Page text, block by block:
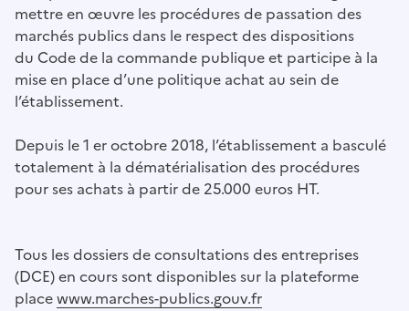
mettre en œuvre les procédures de passation des
marchés publics dans le respect des dispositions
du Code de la commande publique et participe à la
mise en place d’une politique achat au sein de
l’établissement.
Depuis le 1 er octobre 2018, l’établissement a basculé
totalement à la dématérialisation des procédures
pour ses achats à partir de 25.000 euros HT.
Tous les dossiers de consultations des entreprises
(DCE) en cours sont disponibles sur la plateforme
placewww.marches-publics.gouv.fr